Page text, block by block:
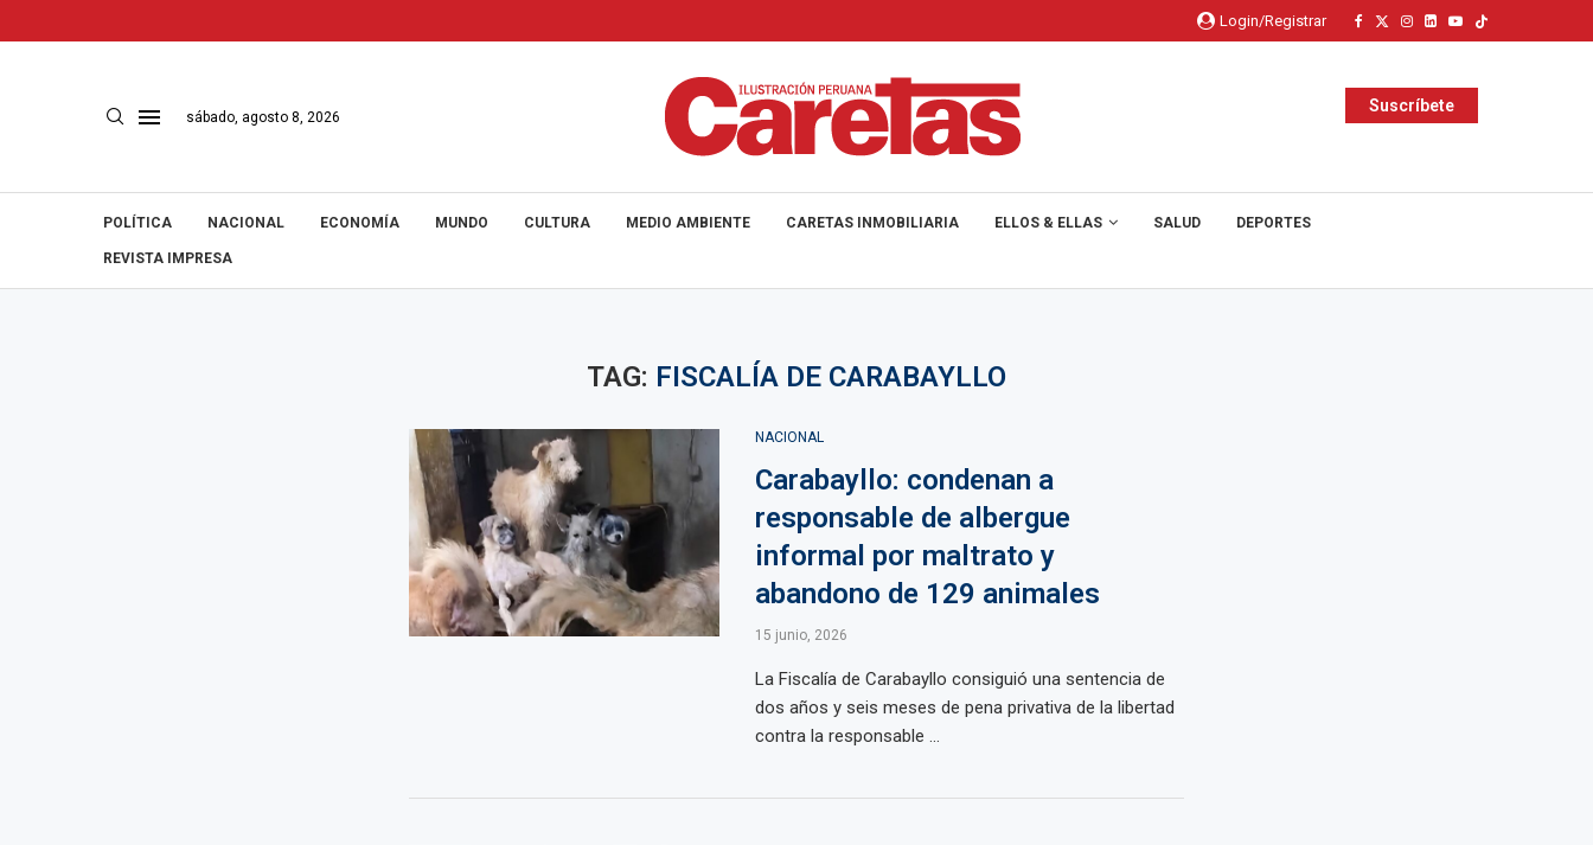
Login/Registrar
sábado, agosto 8, 2026
Suscríbete
POLÍTICA NACIONAL ECONOMÍA MUNDO CULTURA MEDIO AMBIENTE CARETAS INMOBILIARIA ELLOS & ELLAS SALUD DEPORTES
REVISTA IMPRESA
TAG: FISCALÍA DE CARABAYLLO
NACIONAL
Carabayllo: condenan a
responsable de albergue
informal por maltrato y
abandono de 129 animales
15 junio, 2026
La Fiscalía de Carabayllo consiguió una sentencia de
dos años y seis meses de pena privativa de la libertad
contra la responsable ...